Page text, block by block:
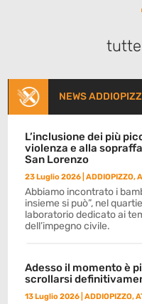
tutte
NEWS
L’inclusione dei più
violenza e alla
San Lorenzo
23 Luglio 2026 |ADDIOPIZZO,
Abbiamo incontrato i
insieme si può”, nel
laboratorio dedicato ai
dell’impegno civile.
Adesso il momento è
scrollarsi
13 Luglio 2026 |ADDIOPIZZO,